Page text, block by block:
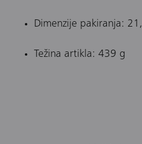
Dimenzije pakiranja:
Težina artikla: 439 g